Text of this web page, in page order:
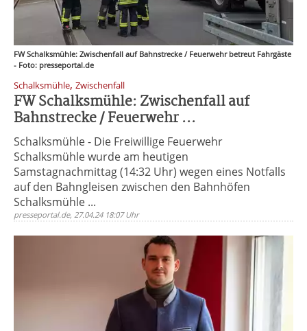
FW Schalksmühle: Zwischenfall auf Bahnstrecke / Feuerwehr betreut Fahrgäste
- Foto: presseportal.de
Schalksmühle, Zwischenfall
FW Schalksmühle: Zwischenfall auf
Bahnstrecke / Feuerwehr ...
Schalksmühle - Die Freiwillige Feuerwehr
Schalksmühle wurde am heutigen
Samstagnachmittag (14:32 Uhr) wegen eines Notfalls
auf den Bahngleisen zwischen den Bahnhöfen
Schalksmühle ...
presseportal.de, 27.04.24 18:07 Uhr